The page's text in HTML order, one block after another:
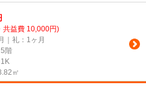
共益費 10,000円)
｜礼：1ヶ月
階
㎡